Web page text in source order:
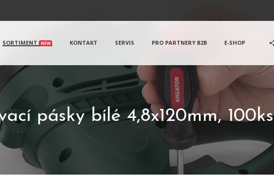
SORTIMENT NEW KONTAKT SERVIS PRO PARTNERY B2B E-SHOP
pásky bílé 4,8x120mm, 100ks